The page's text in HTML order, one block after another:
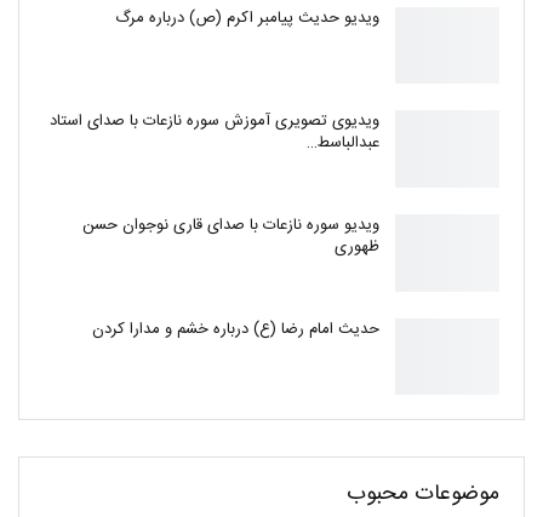
ویدیو حدیث پیامبر اکرم (ص) درباره مرگ
ویدیوی تصویری آموزش سوره نازعات با صدای استاد
عبدالباسط…
ویدیو سوره نازعات با صدای قاری نوجوان حسن
ظهوری
حدیث امام رضا (ع) درباره خشم و مدارا کردن
موضوعات محبوب